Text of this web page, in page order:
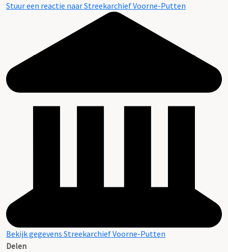
Stuur een reactie naar Streekarchief Voorne-Putten
Bekijk gegevens Streekarchief Voorne-Putten
Delen